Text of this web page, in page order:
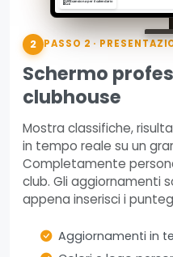
Scansiona per il calendario
2 PASSO 2 ·
Schermo
clubhouse
Mostra classifiche,
in tempo reale su un
Completamente
club. Gli aggiornamenti
appena inserisci i
Aggiornamenti in